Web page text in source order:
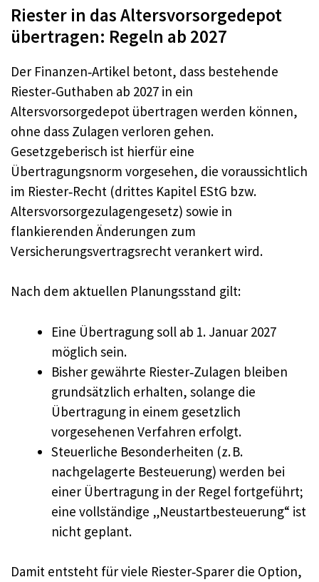
Riester in das Altersvorsorgedepot
übertragen: Regeln ab 2027
Der Finanzen‑Artikel betont, dass bestehende
Riester‑Guthaben ab 2027 in ein
Altersvorsorgedepot übertragen werden können,
ohne dass Zulagen verloren gehen.
Gesetzgeberisch ist hierfür eine
Übertragungsnorm vorgesehen, die voraussichtlich
im Riester‑Recht (drittes Kapitel EStG bzw.
Altersvorsorgezulagengesetz) sowie in
flankierenden Änderungen zum
Versicherungsvertragsrecht verankert wird.
Nach dem aktuellen Planungsstand gilt:
Eine Übertragung soll ab 1. Januar 2027
möglich sein.
Bisher gewährte Riester‑Zulagen bleiben
grundsätzlich erhalten, solange die
Übertragung in einem gesetzlich
vorgesehenen Verfahren erfolgt.
Steuerliche Besonderheiten (z. B.
nachgelagerte Besteuerung) werden bei
einer Übertragung in der Regel fortgeführt;
eine vollständige „Neustartbesteuerung“ ist
nicht geplant.
Damit entsteht für viele Riester‑Sparer die Option,